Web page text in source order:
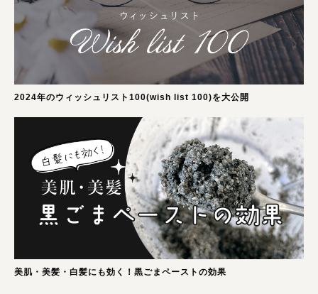
2024年のウィッシュリスト100(wish list 100)を大公開
美肌・美髪・白髪にも効く！黒ごまペーストの効果